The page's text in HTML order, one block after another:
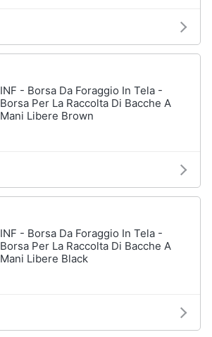
INF - Borsa Da Foraggio In Tela -
Borsa Per La Raccolta Di Bacche A
Mani Libere Brown
INF - Borsa Da Foraggio In Tela -
Borsa Per La Raccolta Di Bacche A
Mani Libere Black